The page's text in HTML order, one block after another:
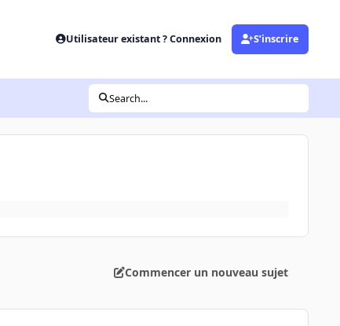
Utilisateur existant ? Connexion S’inscrire
Search...
Commencer un nouveau sujet